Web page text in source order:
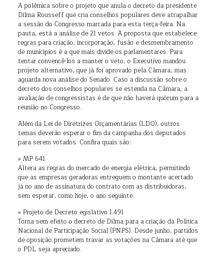
A polêmica sobre o projeto que anula o decreto da presidente
Dilma Rousseff que cria conselhos populares deve atrapalhar
a sessão do Congresso marcada para esta terça-feira. Na
pauta, está a análise de 21 vetos. A proposta que estabelece
regras para criação, incorporação, fusão e desmembramento
de municípios é a que mais divide os parlamentares. Para
tentar convencê-los a manter o veto, o Executivo mandou
projeto alternativo, que já foi aprovado pela Câmara, mas
aguarda nova análise do Senado. Caso a discussão sobre o
decreto dos conselhos populares se estenda na Câmara, a
avaliação de congressistas é de que não haverá quórum para a
reunião no Congresso.
Além da Lei de Diretrizes Orçamentárias (LDO), outros
temas deverão esperar o fim da campanha dos deputados
para serem votados. Confira quais são:
» MP 641
Altera as regras do mercado de energia elétrica, permitindo
que as empresas geradoras entreguem o montante acertado
já no ano de assinatura do contrato com as distribuidoras,
sem esperar, como hoje, o ano seguinte.
» Projeto de Decreto egislativo 1.491
Torna sem efeito o decreto de Dilma para a criação da Política
Nacional de Participação Social (PNPS). Desde junho, partidos
de oposição prometem travar as votações na Câmara até que
o PDL seja apreciado.